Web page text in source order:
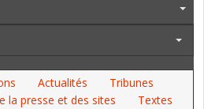
Actualités
Tribunes
la presse et des sites
Textes